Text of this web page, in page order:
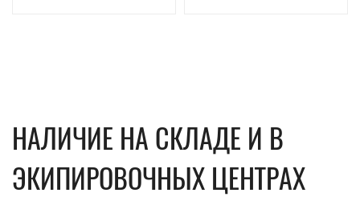
НАЛИЧИЕ НА СКЛАДЕ И В
ЭКИПИРОВОЧНЫХ ЦЕНТРАХ